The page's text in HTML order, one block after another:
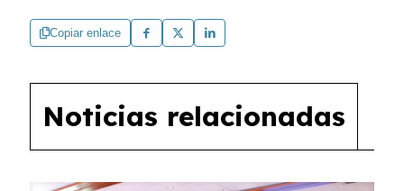
Copiar enlace
Noticias relacionadas